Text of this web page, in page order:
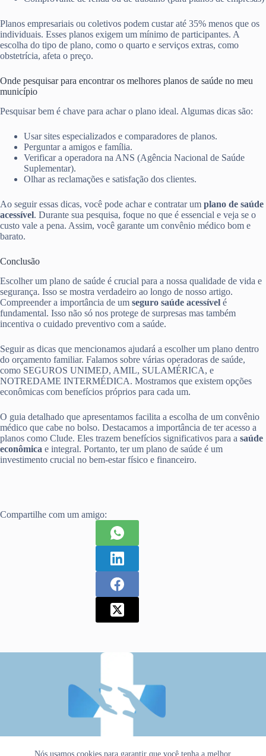
Nós usamos cookies para garantir que você tenha a melhor
Planos empresariais ou coletivos podem custar até 35% menos que os
individuais. Esses planos exigem um mínimo de participantes. A
escolha do tipo de plano, como o quarto e serviços extras, como
obstetrícia, afeta o preço.
Onde pesquisar para encontrar os melhores planos de saúde no meu
município
Pesquisar bem é chave para achar o plano ideal. Algumas dicas são:
Usar sites especializados e comparadores de planos.
Perguntar a amigos e família.
Verificar a operadora na ANS (Agência Nacional de Saúde
Suplementar).
Olhar as reclamações e satisfação dos clientes.
Ao seguir essas dicas, você pode achar e contratar um plano de saúde
acessível. Durante sua pesquisa, foque no que é essencial e veja se o
custo vale a pena. Assim, você garante um convênio médico bom e
barato.
Conclusão
Escolher um plano de saúde é crucial para a nossa qualidade de vida e
segurança. Isso se mostra verdadeiro ao longo de nosso artigo.
Compreender a importância de um seguro saúde acessível é
fundamental. Isso não só nos protege de surpresas mas também
incentiva o cuidado preventivo com a saúde.
Seguir as dicas que mencionamos ajudará a escolher um plano dentro
do orçamento familiar. Falamos sobre várias operadoras de saúde,
como SEGUROS UNIMED, AMIL, SULAMÉRICA, e
NOTREDAME INTERMÉDICA. Mostramos que existem opções
econômicas com benefícios próprios para cada um.
O guia detalhado que apresentamos facilita a escolha de um convênio
médico que cabe no bolso. Destacamos a importância de ter acesso a
planos como Clude. Eles trazem benefícios significativos para a saúde
econômica e integral. Portanto, ter um plano de saúde é um
investimento crucial no bem-estar físico e financeiro.
Compartilhe com um amigo: